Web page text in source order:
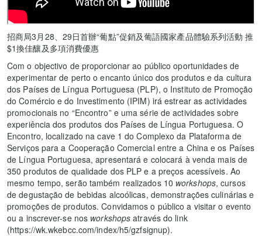
招商局3月28、29日首辦“葡點”促銷及葡語國家產品體驗系列活動 推
$1換佳釀及多項消費優惠
Com o objectivo de proporcionar ao público oportunidades de
experimentar de perto o encanto único dos produtos e da cultura
dos Países de Língua Portuguesa (PLP), o Instituto de Promoção
do Comércio e do Investimento (IPIM) irá estrear as actividades
promocionais no “Encontro” e uma série de actividades sobre
experiência dos produtos dos Países de Língua Portuguesa. O
Encontro, localizado na cave 1 do Complexo da Plataforma de
Serviços para a Cooperação Comercial entre a China e os Países
de Língua Portuguesa, apresentará e colocará à venda mais de
350 produtos de qualidade dos PLP e a preços acessíveis. Ao
mesmo tempo, serão também realizados 10 workshops, cursos
de degustação de bebidas alcoólicas, demonstrações culinárias e
promoções de produtos. Convidamos o público a visitar o evento
ou a inscrever-se nos workshops através do link
(https://wk.wkebcc.com/index/h5/gzfsignup).